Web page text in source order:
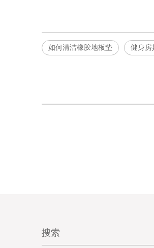
如何清洁橡胶地板垫 健身房